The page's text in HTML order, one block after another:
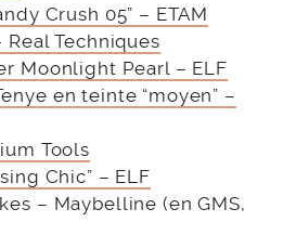
Crush 05” – ETAM
Techniques
Moonlight Pearl – ELF
en teinte “moyen” –
Tools
Chic” – ELF
– Maybelline (en GMS,